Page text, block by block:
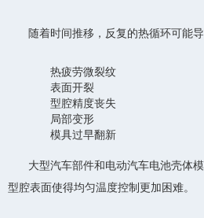
随着时间推移，反复的热循环可能导
热疲劳微裂纹
表面开裂
型腔精度丧失
局部变形
模具过早翻新
大型汽车部件和电动汽车电池壳体
型腔表面使得均匀温度控制更加困难。